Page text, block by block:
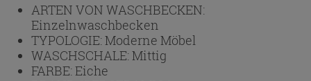
ARTEN VON WASCHBECKEN:
Einzelnwaschbecken
TYPOLOGIE:Moderne Möbel
WASCHSCHALE:Mittig
FARBE:Eiche